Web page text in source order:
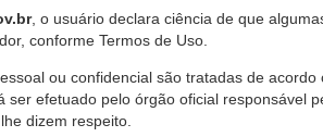
, o usuário declara ciência de que
conforme Termos de Uso.
ou confidencial são tratadas de
ser efetuado pelo órgão oficial responsável
dizem respeito.